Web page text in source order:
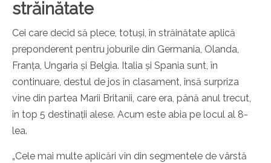
străinătate
Cei care decid să plece, totuși, în străinătate aplică
preponderent pentru joburile din Germania, Olanda,
Franța, Ungaria și Belgia. Italia și Spania sunt, în
continuare, destul de jos în clasament, însă surpriza
vine din partea Marii Britanii, care era, până anul trecut,
în top 5 destinații alese. Acum este abia pe locul al 8-
lea.
„Cele mai multe aplicări vin din segmentele de vârstă